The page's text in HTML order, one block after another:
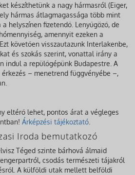
készíthetünk a nagy hármasról (Eiger,
hármas átlagmagassága több mint
helyszínen fizetendő. Lenyűgöző, de
amennyit ezeken a
követően visszautazunk Interlakenbe,
és szokás szerint, vonattal irány a
indul a repülőgépünk Budapestre. A
– menetrend függvényébe –,
eltérő lehet, pontos árat a végleges
Árképzési tájékoztató
Iroda bemutatkozó
Téged szinte bárhová álmaid
csodás természeti tájakról
A külföldi utak mellett belföldi